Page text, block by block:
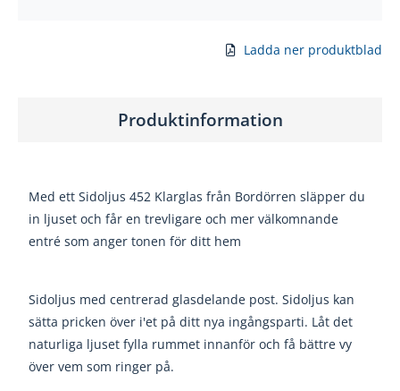
Ladda ner produktblad
Produktinformation
Med ett Sidoljus 452 Klarglas från Bordörren släpper du
in ljuset och får en trevligare och mer välkomnande
entré som anger tonen för ditt hem
Sidoljus med centrerad glasdelande post. Sidoljus kan
sätta pricken över i'et på ditt nya ingångsparti. Låt det
naturliga ljuset fylla rummet innanför och få bättre vy
över vem som ringer på.